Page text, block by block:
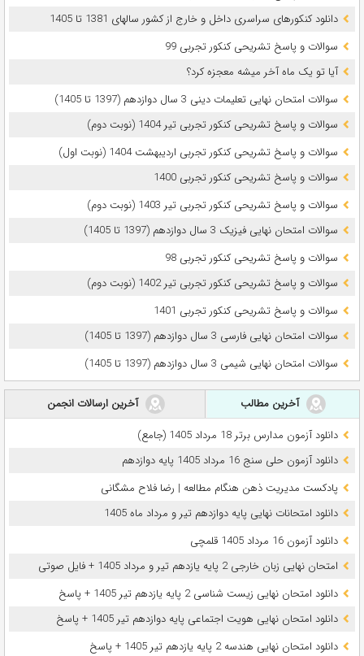
دانلود کنکورهای سراسری داخل و خارج از کشور سالهای 1381 تا 1405
سوالات و پاسخ تشریحی کنکور تجربی 99
آیا تو یک ماه آخر میشه معجزه کرد؟
سوالات امتحان نهایی تعلیمات دینی 3 سال دوازدهم (1397 تا 1405)
سوالات و پاسخ تشریحی کنکور تجربی تیر 1404 (نوبت دوم)
سوالات و پاسخ تشریحی کنکور تجربی اردیبهشت 1404 (نوبت اول)
سوالات و پاسخ تشریحی کنکور تجربی 1400
سوالات و پاسخ تشریحی کنکور تجربی تیر 1403 (نوبت دوم)
سوالات امتحان نهایی فیزیک 3 سال دوازدهم (1397 تا 1405)
سوالات و پاسخ تشریحی کنکور تجربی 98
سوالات و پاسخ تشریحی کنکور تجربی تیر 1402 (نوبت دوم)
سوالات و پاسخ تشریحی کنکور تجربی 1401
سوالات امتحان نهایی فارسی 3 سال دوازدهم (1397 تا 1405)
سوالات امتحان نهایی شیمی 3 سال دوازدهم (1397 تا 1405)
آخرین مطالب
آخرین ارسالات انجمن
دانلود آزمون مدارس برتر 18 مرداد 1405 (جامع)
دانلود آزمون حلی سنج 16 مرداد 1405 پایه دوازدهم
پادکست مدیریت ذهن هنگام مطالعه | رضا فلاح مشگانی
دانلود امتحانات نهایی پایه دوازدهم تیر و مرداد ماه 1405
دانلود آزمون 16 مرداد 1405 قلمچی
امتحان نهایی زبان خارجی 2 پایه یازدهم تیر و مرداد 1405 + فایل صوتی
دانلود امتحان نهایی زیست شناسی 2 پایه یازدهم تیر 1405 + پاسخ
دانلود امتحان نهایی هویت اجتماعی پایه دوازدهم تیر 1405 + پاسخ
دانلود امتحان نهایی هندسه 2 پایه یازدهم تیر 1405 + پاسخ